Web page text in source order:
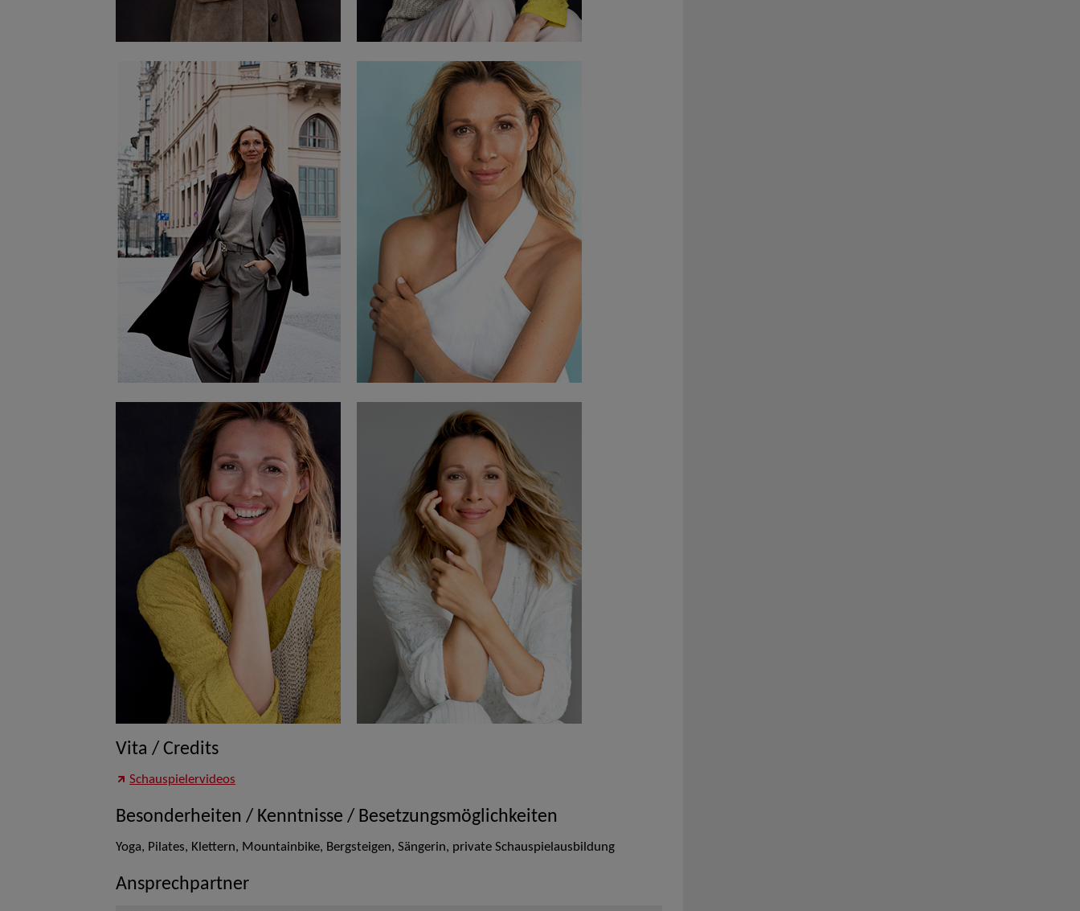
Vita / Credits
Schauspielervideos
Besonderheiten / Kenntnisse / Besetzungsmöglichkeiten
Yoga, Pilates, Klettern, Mountainbike, Bergsteigen, Sängerin, private Schauspielausbildung
Ansprechpartner